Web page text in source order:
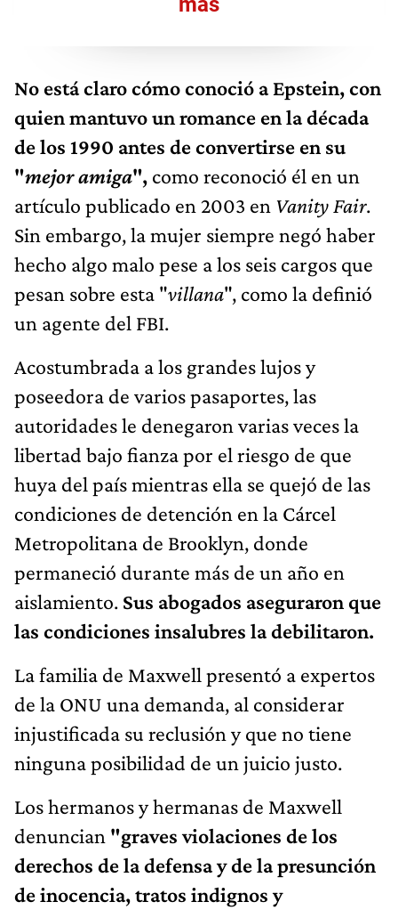
No está claro cómo conoció a Epstein, con
quien mantuvo un romance en la década
de los 1990 antes de convertirse en su
"mejor amiga", como reconoció él en un
artículo publicado en 2003 en Vanity Fair.
Sin embargo, la mujer siempre negó haber
hecho algo malo pese a los seis cargos que
pesan sobre esta "villana", como la definió
un agente del FBI.
Acostumbrada a los grandes lujos y
poseedora de varios pasaportes, las
autoridades le denegaron varias veces la
libertad bajo fianza por el riesgo de que
huya del país mientras ella se quejó de las
condiciones de detención en la Cárcel
Metropolitana de Brooklyn, donde
permaneció durante más de un año en
aislamiento. Sus abogados aseguraron que
las condiciones insalubres ladebilitaron.
La familia de Maxwell presentó a expertos
de la ONU una demanda, al considerar
injustificada su reclusión y que no tiene
ninguna posibilidad de un juicio justo.
Los hermanos y hermanas de Maxwell
denuncian "graves violaciones de los
derechos de la defensa y de la presunción
de inocencia, tratos indignos y